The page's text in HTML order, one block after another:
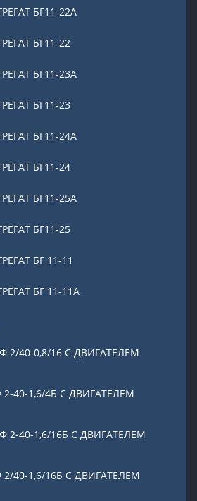
БГ11-22А
БГ11-22
БГ11-23А
БГ11-23
БГ11-24А
БГ11-24
БГ11-25А
БГ11-25
БГ 11-11
БГ 11-11А
2/40-0,8/16 С ДВИГАТЕЛЕМ
40-1,6/4Б С ДВИГАТЕЛЕМ
2-40-1,6/16Б С ДВИГАТЕЛЕМ
40-1,6/16Б С ДВИГАТЕЛЕМ